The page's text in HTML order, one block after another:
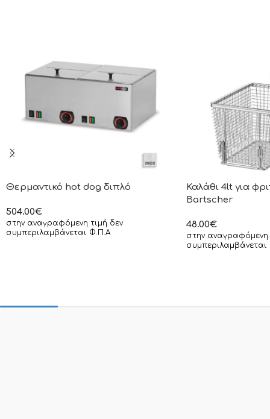
Θερμαντικό hot dog διπλό
504.00€
στην αναγραφόμενη τιμή δεν
συμπεριλαμβάνεται Φ.Π.Α
Καλάθι 4lt για
Bartscher
48.00€
στην αναγραφόμενη